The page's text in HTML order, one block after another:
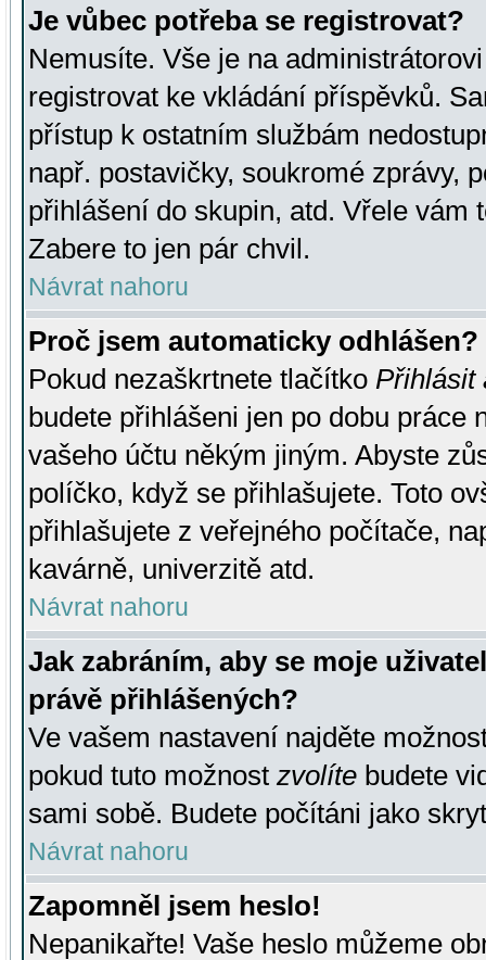
Je vůbec potřeba se registrovat?
Nemusíte. Vše je na
registrovat ke vkládání příspěvků.
přístup k ostatním službám
např. postavičky, soukromé zprávy,
přihlášení do skupin, atd. Vřele vám
Zabere to jen pár chvil.
Návrat nahoru
Proč jsem automaticky odhlášen?
Pokud nezaškrtnete tlačítko Přihlásit
budete přihlášeni jen po dobu práce
vašeho účtu někým jiným. Abyste
políčko, když se přihlašujete. Toto
přihlašujete z veřejného počítače,
kavárně, univerzitě atd.
Návrat nahoru
Jak zabráním, aby se moje
právě přihlášených?
Ve vašem nastavení najděte
pokud tuto možnost zvolíte budete
sami sobě. Budete počítáni jako
Návrat nahoru
Zapomněl jsem heslo!
Nepanikařte! Vaše heslo můžeme